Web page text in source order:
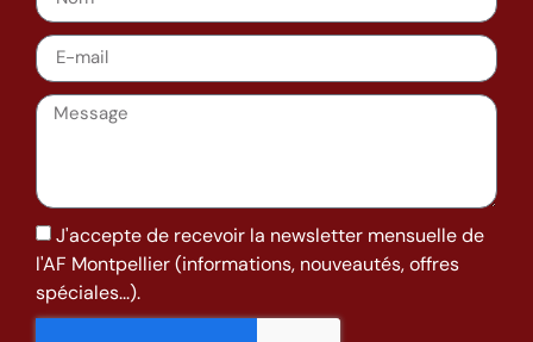
J'accepte de recevoir la newsletter mensuelle de
l'AF Montpellier (informations, nouveautés, offres
spéciales...).